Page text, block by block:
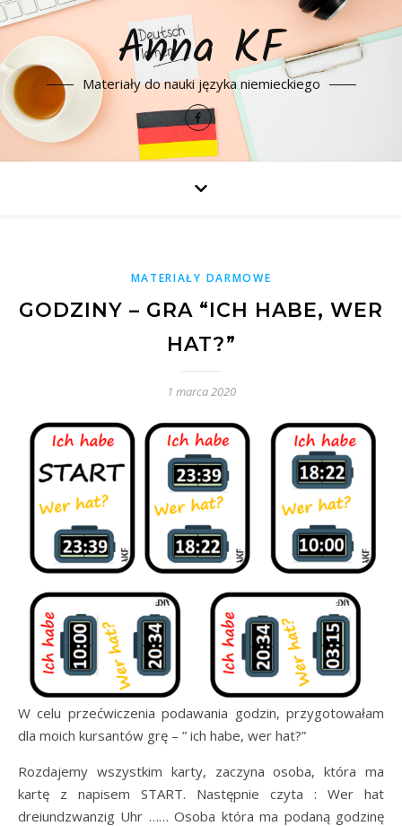
Anna KF
Materiały do nauki języka niemieckiego
MATERIAŁY DARMOWE
GODZINY – GRA “ICH HABE, WER
HAT?”
1 marca 2020
W celu przećwiczenia podawania godzin, przygotowałam
dla moich kursantów grę – ” ich habe, wer hat?”
Rozdajemy wszystkim karty, zaczyna osoba, która ma
kartę z napisem START. Następnie czyta : Wer hat
dreiundzwanzig Uhr …… Osoba która ma podaną godzinę